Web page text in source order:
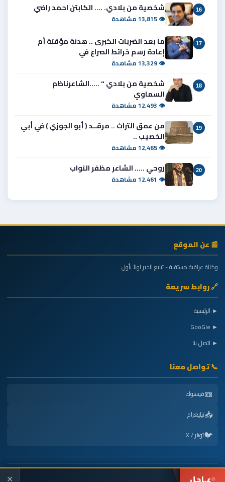
عـاجل ✕
16 شخصية من بلادي. .... الكابتن احمد راضي
👁 13,815 مشاهدة
17
ما بعد الضربات الكبرى .. هدنة مؤقتة أم
إعادة رسم خرائط الصراع في
👁 13,329 مشاهدة
18
شخصية من بلادي " .....الشاعرناظم
السماوي
👁 12,493 مشاهدة
19
من عمق التراث .. مرقــد ( أبو الجوزي ) في أبي
الخصيب ..
👁 12,465 مشاهدة
20 روحي ..... الشاعر مظفر النواب
👁 12,461 مشاهدة
📰 عن الموقع
وكالة عراقية مستقلة - تتابع الخبر اولاً بأول
🔗 روابط سريعة
► الرئيسية
► GooGle
► اتصل بنا
📞 تواصل معنا
📼فيسبوك
📥تيليغرام
🐦تويتر / X
Powered by